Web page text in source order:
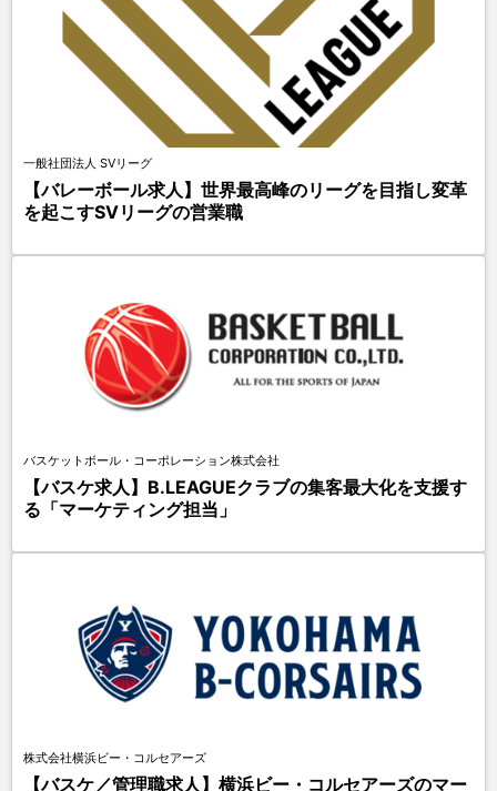
一般社団法人 SVリーグ
【バレーボール求人】世界最高峰のリーグを目指し変革
を起こすSVリーグの営業職
バスケットボール・コーポレーション株式会社
【バスケ求人】B.LEAGUEクラブの集客最大化を支援す
る「マーケティング担当」
株式会社横浜ビー・コルセアーズ
【バスケ／管理職求人】横浜ビー・コルセアーズのマー